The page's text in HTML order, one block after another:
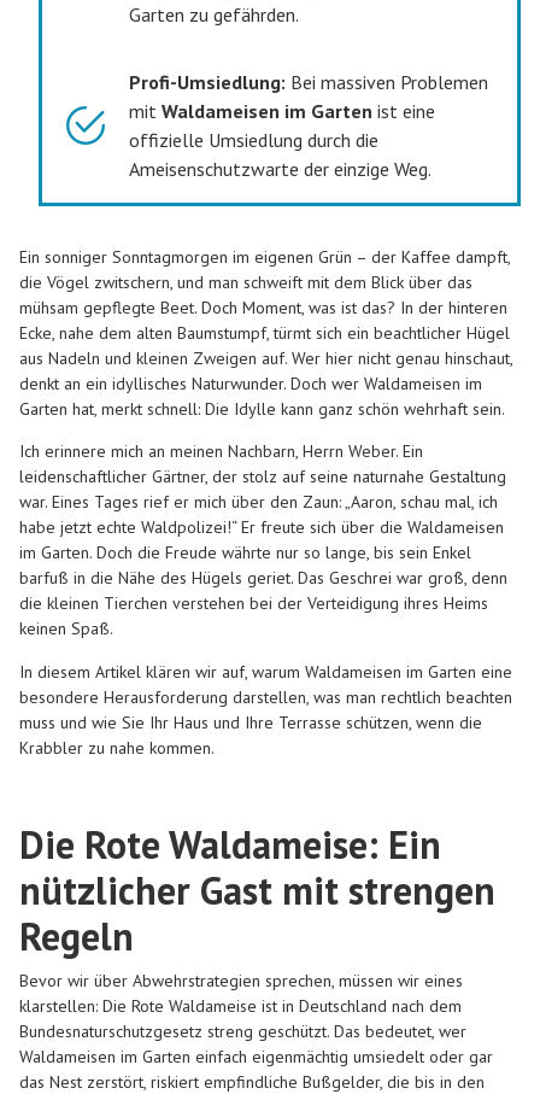
Garten zu gefährden.
Profi-Umsiedlung: Bei massiven Problemen
mitWaldameisen im Garten ist eine
offizielle Umsiedlung durch die
Ameisenschutzwarte der einzige Weg.
Ein sonniger Sonntagmorgen im eigenen Grün – der Kaffee dampft,
die Vögel zwitschern, und man schweift mit dem Blick über das
mühsam gepflegte Beet. Doch Moment, was ist das? In der hinteren
Ecke, nahe dem alten Baumstumpf, türmt sich ein beachtlicher Hügel
aus Nadeln und kleinen Zweigen auf. Wer hier nicht genau hinschaut,
denkt an ein idyllisches Naturwunder. Doch wer Waldameisen im
Garten hat, merkt schnell: Die Idylle kann ganz schön wehrhaft sein.
Ich erinnere mich an meinen Nachbarn, Herrn Weber. Ein
leidenschaftlicher Gärtner, der stolz auf seine naturnahe Gestaltung
war. Eines Tages rief er mich über den Zaun: „Aaron, schau mal, ich
habe jetzt echte Waldpolizei!“ Er freute sich über die Waldameisen
im Garten. Doch die Freude währte nur so lange, bis sein Enkel
barfuß in die Nähe des Hügels geriet. Das Geschrei war groß, denn
die kleinen Tierchen verstehen bei der Verteidigung ihres Heims
keinen Spaß.
In diesem Artikel klären wir auf, warum Waldameisen im Garten eine
besondere Herausforderung darstellen, was man rechtlich beachten
muss und wie Sie Ihr Haus und Ihre Terrasse schützen, wenn die
Krabbler zu nahe kommen.
Die Rote Waldameise: Ein
nützlicher Gast mit strengen
Regeln
Bevor wir über Abwehrstrategien sprechen, müssen wir eines
klarstellen: Die Rote Waldameise ist in Deutschland nach dem
Bundesnaturschutzgesetz streng geschützt. Das bedeutet, wer
Waldameisen im Garten einfach eigenmächtig umsiedelt oder gar
das Nest zerstört, riskiert empfindliche Bußgelder, die bis in den